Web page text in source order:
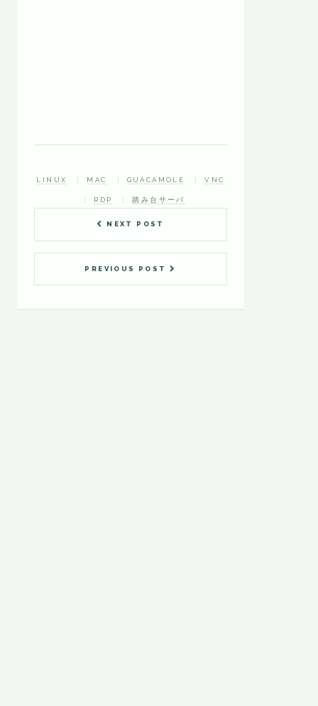
NEXT POST
PREVIOUS POST
LINUX MAC GUACAMOLE VNC
RDP 踏み台サーバ